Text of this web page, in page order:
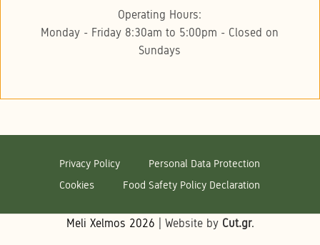
Operating Hours:
Monday - Friday 8:30am to 5:00pm - Closed on
Sundays
Privacy Policy
Personal Data Protection
Cookies
Food Safety Policy Declaration
Meli Xelmos 2026 | Website by Cut.gr.